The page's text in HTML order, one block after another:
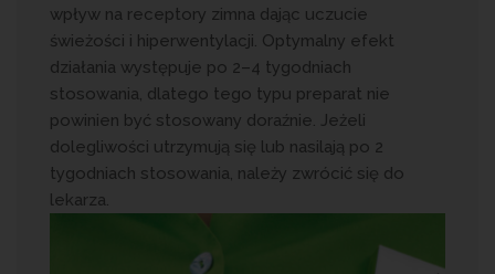
wpływ na receptory zimna dając uczucie
świeżości i hiperwentylacji. Optymalny efekt
działania występuje po 2–4 tygodniach
stosowania, dlatego tego typu preparat nie
powinien być stosowany doraźnie. Jeżeli
dolegliwości utrzymują się lub nasilają po 2
tygodniach stosowania, należy zwrócić się do
lekarza.